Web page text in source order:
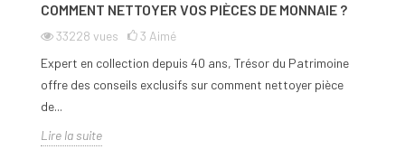
COMMENT NETTOYER VOS PIÈCES DE MONNAIE ?
33228 vues 3 Aimé
Expert en collection depuis 40 ans, Trésor du Patrimoine
offre des conseils exclusifs sur comment nettoyer pièce
de...
Lire la suite